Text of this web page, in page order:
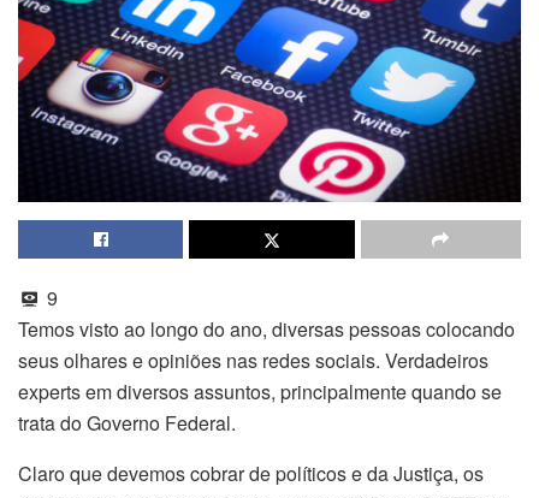
9
Temos visto ao longo do ano, diversas pessoas colocando
seus olhares e opiniões nas redes sociais. Verdadeiros
experts em diversos assuntos, principalmente quando se
trata do Governo Federal.
Claro que devemos cobrar de políticos e da Justiça, os